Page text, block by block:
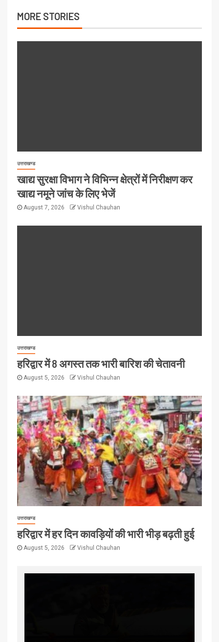
MORE STORIES
उत्तराखण्ड
खाद्य सुरक्षा विभाग ने विभिन्न क्षेत्रों में निरीक्षण कर
खाद्य नमूने जांच के लिए भेजें
August 7, 2026 Vishul Chauhan
उत्तराखण्ड
हरिद्वार में 8 अगस्त तक भारी बारिश की चेतावनी
August 5, 2026 Vishul Chauhan
उत्तराखण्ड
हरिद्वार में हर दिन कावड़ियों की भारी भीड़ बढ़ती हुई
August 5, 2026 Vishul Chauhan